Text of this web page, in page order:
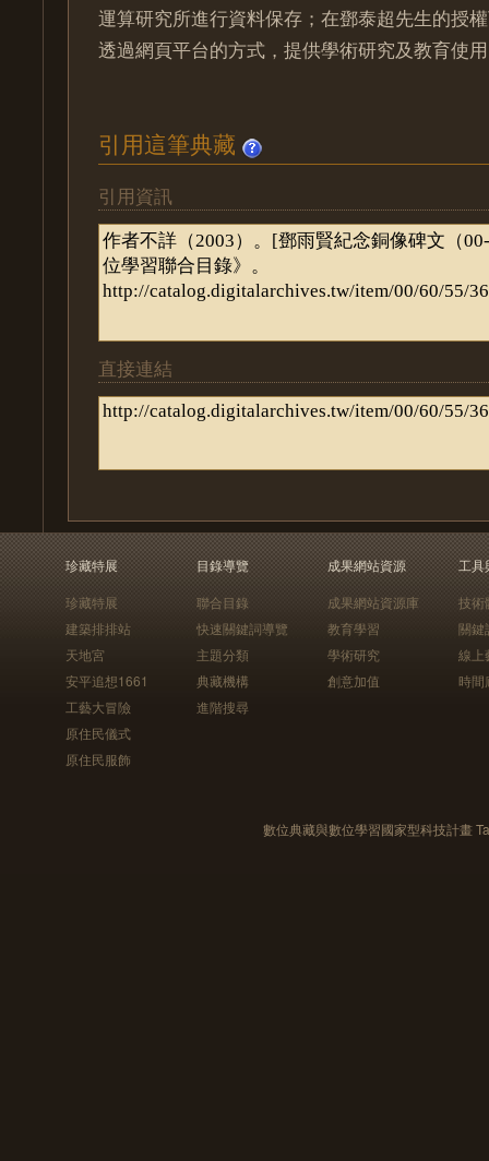
運算研究所進行資料保存；在鄧泰超先生的授
透過網頁平台的方式，提供學術研究及教育使
引用這筆典藏
引用資訊
直接連結
珍藏特展
珍藏特展
建築排排站
天地宮
安平追想1661
工藝大冒險
原住民儀式
原住民服飾
目錄導覽
聯合目錄
快速關鍵詞導覽
主題分類
典藏機構
進階搜尋
成果網站資源
成果網站資源庫
教育學習
學術研究
創意加值
工具
技術
關鍵
線上
時間
數位典藏與數位學習國家型科技計畫